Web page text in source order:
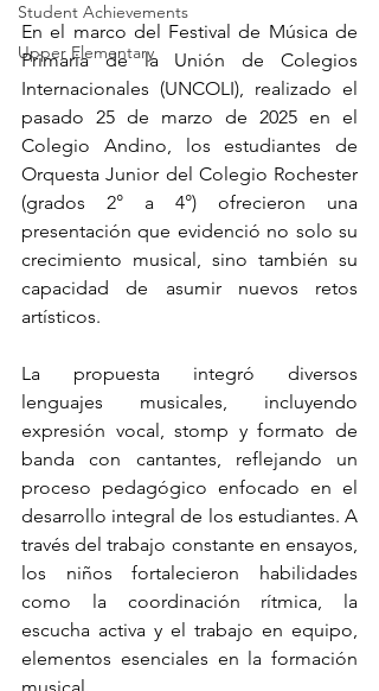
Student Achievements
Upper Elementary
En el marco del Festival de Música de
Primaria de la Unión de Colegios
Internacionales (UNCOLI), realizado el
pasado 25 de marzo de 2025 en el
Colegio Andino, los estudiantes de
Orquesta Junior del Colegio Rochester
(grados 2° a 4°) ofrecieron una
presentación que evidenció no solo su
crecimiento musical, sino también su
capacidad de asumir nuevos retos
artísticos.
La propuesta integró diversos
lenguajes musicales, incluyendo
expresión vocal, stomp y formato de
banda con cantantes, reflejando un
proceso pedagógico enfocado en el
desarrollo integral de los estudiantes. A
través del trabajo constante en ensayos,
los niños fortalecieron habilidades
como la coordinación rítmica, la
escucha activa y el trabajo en equipo,
elementos esenciales en la formación